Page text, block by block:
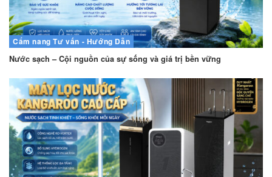
Cẩm nang Tư vấn - Hướng Dẫn
Nước sạch – Cội nguồn của sự sống và giá trị bền vững